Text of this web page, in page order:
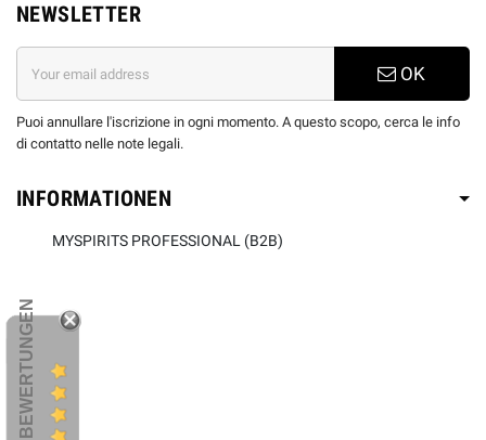
NEWSLETTER
OK
Puoi annullare l'iscrizione in ogni momento. A questo scopo, cerca le info
di contatto nelle note legali.
INFORMATIONEN
MYSPIRITS PROFESSIONAL (B2B)